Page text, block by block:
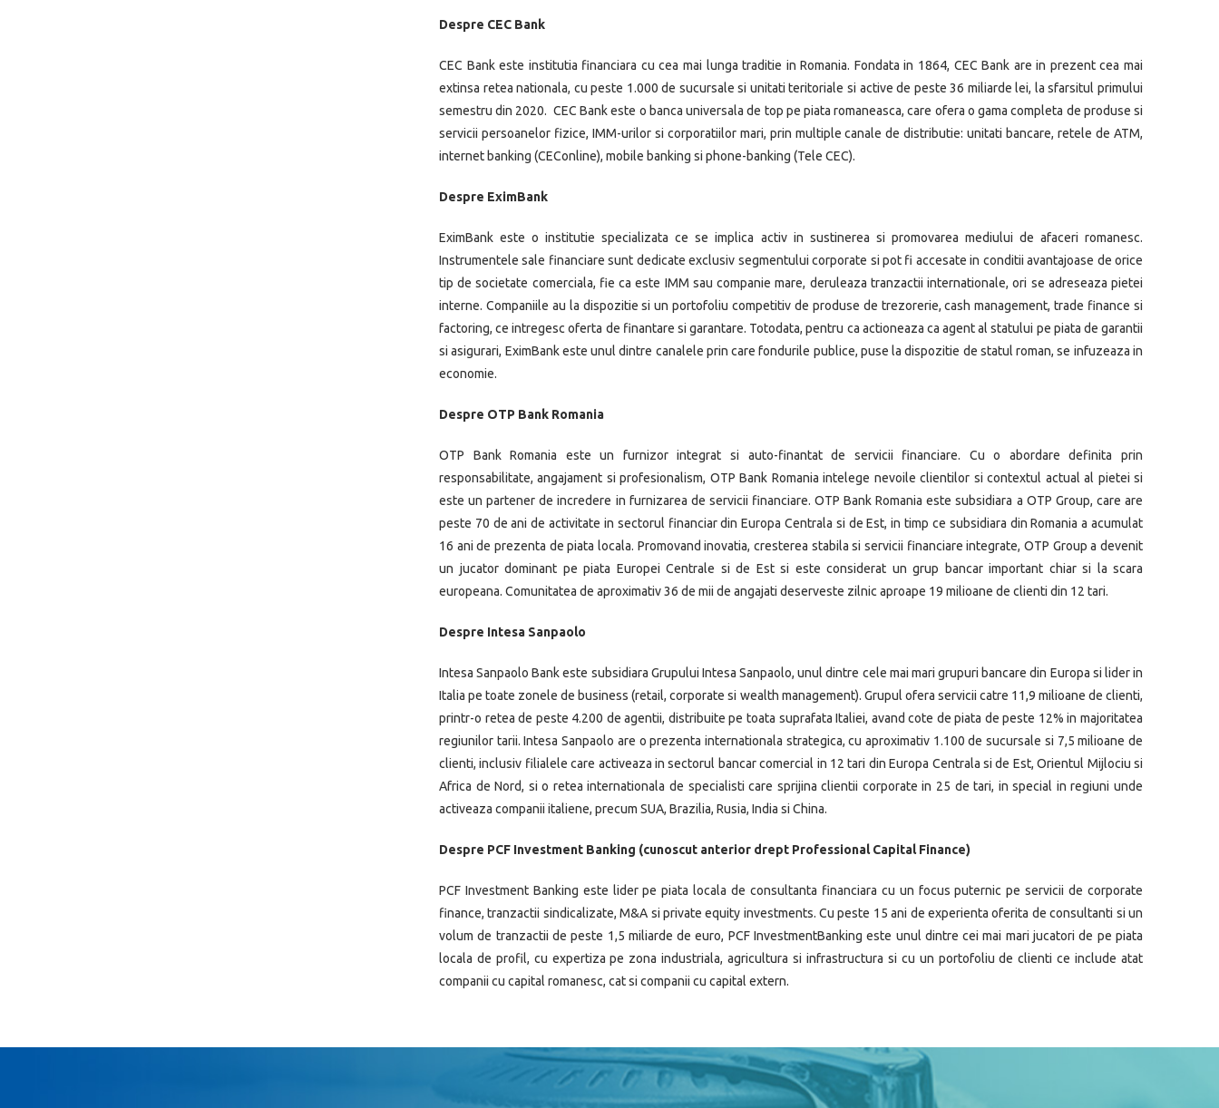
Despre CEC Bank
CEC Bank este institutia financiara cu cea mai lunga traditie in Romania. Fondata in 1864, CEC Bank are in prezent cea mai
extinsa retea nationala, cu peste 1.000 de sucursale si unitati teritoriale si active de peste 36 miliarde lei, la sfarsitul primului
semestru din 2020. CEC Bank este o banca universala de top pe piata romaneasca, care ofera o gama completa de produse si
servicii persoanelor fizice, IMM-urilor si corporatiilor mari, prin multiple canale de distributie: unitati bancare, retele de ATM,
internet banking (CEConline), mobile banking si phone-banking (Tele CEC).
Despre EximBank
EximBank este o institutie specializata ce se implica activ in sustinerea si promovarea mediului de afaceri romanesc.
Instrumentele sale financiare sunt dedicate exclusiv segmentului corporate si pot fi accesate in conditii avantajoase de orice
tip de societate comerciala, fie ca este IMM sau companie mare, deruleaza tranzactii internationale, ori se adreseaza pietei
interne. Companiile au la dispozitie si un portofoliu competitiv de produse de trezorerie, cash management, trade finance si
factoring, ce intregesc oferta de finantare si garantare. Totodata, pentru ca actioneaza ca agent al statului pe piata de garantii
si asigurari, EximBank este unul dintre canalele prin care fondurile publice, puse la dispozitie de statul roman, se infuzeaza in
economie.
Despre OTP Bank Romania
OTP Bank Romania este un furnizor integrat si auto-finantat de servicii financiare. Cu o abordare definita prin
responsabilitate, angajament si profesionalism, OTP Bank Romania intelege nevoile clientilor si contextul actual al pietei si
este un partener de incredere in furnizarea de servicii financiare. OTP Bank Romania este subsidiara a OTP Group, care are
peste 70 de ani de activitate in sectorul financiar din Europa Centrala si de Est, in timp ce subsidiara din Romania a acumulat
16 ani de prezenta de piata locala. Promovand inovatia, cresterea stabila si servicii financiare integrate, OTP Group a devenit
un jucator dominant pe piata Europei Centrale si de Est si este considerat un grup bancar important chiar si la scara
europeana. Comunitatea de aproximativ 36 de mii de angajati deserveste zilnic aproape 19 milioane de clienti din 12 tari.
Despre Intesa Sanpaolo
Intesa Sanpaolo Bank este subsidiara Grupului Intesa Sanpaolo, unul dintre cele mai mari grupuri bancare din Europa si lider in
Italia pe toate zonele de business (retail, corporate si wealth management). Grupul ofera servicii catre 11,9 milioane de clienti,
printr-o retea de peste 4.200 de agentii, distribuite pe toata suprafata Italiei, avand cote de piata de peste 12% in majoritatea
regiunilor tarii. Intesa Sanpaolo are o prezenta internationala strategica, cu aproximativ 1.100 de sucursale si 7,5 milioane de
clienti, inclusiv filialele care activeaza in sectorul bancar comercial in 12 tari din Europa Centrala si de Est, Orientul Mijlociu si
Africa de Nord, si o retea internationala de specialisti care sprijina clientii corporate in 25 de tari, in special in regiuni unde
activeaza companii italiene, precum SUA, Brazilia, Rusia, India si China.
Despre PCF Investment Banking (cunoscut anterior drept Professional Capital Finance)
PCF Investment Banking este lider pe piata locala de consultanta financiara cu un focus puternic pe servicii de corporate
finance, tranzactii sindicalizate, M&A si private equity investments. Cu peste 15 ani de experienta oferita de consultanti si un
volum de tranzactii de peste 1,5 miliarde de euro, PCF InvestmentBanking este unul dintre cei mai mari jucatori de pe piata
locala de profil, cu expertiza pe zona industriala, agricultura si infrastructura si cu un portofoliu de clienti ce include atat
companii cu capital romanesc, cat si companii cu capital extern.